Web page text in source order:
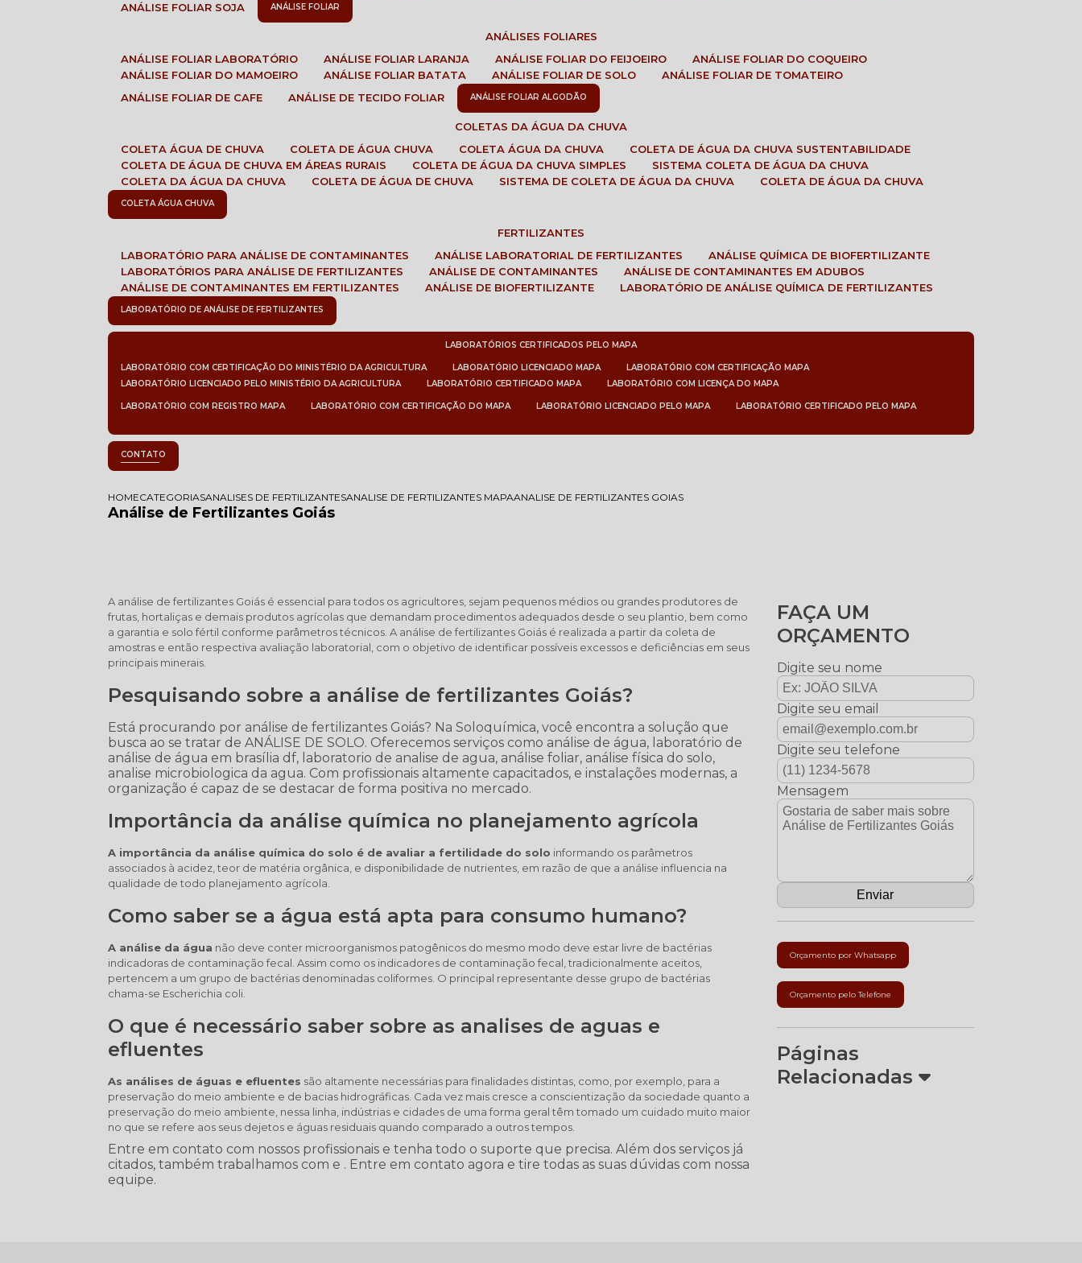
ANÁLISE FOLIAR SOJA
ANÁLISE FOLIAR
ANÁLISES FOLIARES
ANÁLISE FOLIAR LABORATÓRIO
ANÁLISE FOLIAR LARANJA ANÁLISE FOLIAR DO FEIJOEIRO
ANÁLISE FOLIAR DO COQUEIRO
ANÁLISE FOLIAR DO MAMOEIRO
ANÁLISE FOLIAR BATATA ANÁLISE FOLIAR DE SOLO
ANÁLISE FOLIAR DE TOMATEIRO
ANÁLISE FOLIAR DE CAFE
ANÁLISE DE TECIDO FOLIAR ANÁLISE FOLIAR ALGODÃO
COLETAS DA ÁGUA DA CHUVA
COLETA ÁGUA DE CHUVA
COLETA DE ÁGUA CHUVA COLETA ÁGUA DA CHUVA
COLETA DE ÁGUA DA CHUVA SUSTENTABILIDADE
COLETA DE ÁGUA DE CHUVA EM ÁREAS RURAIS
COLETA DE ÁGUA DA CHUVA SIMPLES
SISTEMA COLETA DE ÁGUA DA CHUVA
COLETA DA ÁGUA DA CHUVA
COLETA DE ÁGUA DE CHUVA SISTEMA DE COLETA DE ÁGUA DA CHUVA COLETA DE ÁGUA DA CHUVA
COLETA ÁGUA CHUVA
FERTILIZANTES
LABORATÓRIO PARA ANÁLISE DE CONTAMINANTES
ANÁLISE LABORATORIAL DE FERTILIZANTES
ANÁLISE QUÍMICA DE BIOFERTILIZANTE
LABORATÓRIOS PARA ANÁLISE DE FERTILIZANTES
ANÁLISE DE CONTAMINANTES
ANÁLISE DE CONTAMINANTES EM ADUBOS
ANÁLISE DE CONTAMINANTES EM FERTILIZANTES
ANÁLISE DE BIOFERTILIZANTE LABORATÓRIO DE ANÁLISE QUÍMICA DE FERTILIZANTES
LABORATÓRIO DE ANÁLISE DE FERTILIZANTES
LABORATÓRIOS CERTIFICADOS PELO MAPA
LABORATÓRIO COM CERTIFICAÇÃO DO MINISTÉRIO DA AGRICULTURA LABORATÓRIO LICENCIADO MAPA
LABORATÓRIO COM CERTIFICAÇÃO MAPA
LABORATÓRIO LICENCIADO PELO MINISTÉRIO DA AGRICULTURA
LABORATÓRIO CERTIFICADO MAPA LABORATÓRIO COM LICENÇA DO MAPA
LABORATÓRIO COM REGISTRO MAPA LABORATÓRIO COM CERTIFICAÇÃO DO MAPA LABORATÓRIO LICENCIADO PELO MAPA LABORATÓRIO CERTIFICADO PELO MAPA
CONTATO
HOMECATEGORIASANALISES DE FERTILIZANTESANALISE DE FERTILIZANTES MAPAANALISE DE FERTILIZANTES GOIAS
Análise de Fertilizantes Goiás
A análise de fertilizantes Goiás é essencial para todos os agricultores, sejam pequenos médios ou grandes produtores de
frutas, hortaliças e demais produtos agrícolas que demandam procedimentos adequados desde o seu plantio, bem como
a garantia e solo fértil conforme parâmetros técnicos. A análise de fertilizantes Goiás é realizada a partir da coleta de
amostras e então respectiva avaliação laboratorial, com o objetivo de identificar possíveis excessos e deficiências em seus
principais minerais.
Pesquisando sobre a análise de fertilizantes Goiás?
Está procurando por análise de fertilizantes Goiás? Na Soloquímica, você encontra a solução que
busca ao se tratar de ANÁLISE DE SOLO. Oferecemos serviços como análise de água, laboratório de
análise de água em brasília df, laboratorio de analise de agua, análise foliar, análise física do solo,
analise microbiologica da agua. Com profissionais altamente capacitados, e instalações modernas, a
organização é capaz de se destacar de forma positiva no mercado.
Importância da análise química no planejamento agrícola
A importância da análise química do solo é de avaliar a fertilidade do solo informando os parâmetros
associados à acidez, teor de matéria orgânica, e disponibilidade de nutrientes, em razão de que a análise influencia na
qualidade de todo planejamento agrícola.
Como saber se a água está apta para consumo humano?
A análise da água não deve conter microorganismos patogênicos do mesmo modo deve estar livre de bactérias
indicadoras de contaminação fecal. Assim como os indicadores de contaminação fecal, tradicionalmente aceitos,
pertencem a um grupo de bactérias denominadas coliformes. O principal representante desse grupo de bactérias
chama-se Escherichia coli.
O que é necessário saber sobre as analises de aguas e
efluentes
As análises de águas e efluentes são altamente necessárias para finalidades distintas, como, por exemplo, para a
preservação do meio ambiente e de bacias hidrográficas. Cada vez mais cresce a conscientização da sociedade quanto a
preservação do meio ambiente, nessa linha, indústrias e cidades de uma forma geral têm tomado um cuidado muito maior
no que se refere aos seus dejetos e águas residuais quando comparado a outros tempos.
Entre em contato com nossos profissionais e tenha todo o suporte que precisa. Além dos serviços já
citados, também trabalhamos com e . Entre em contato agora e tire todas as suas dúvidas com nossa
equipe.
FAÇA UM
ORÇAMENTO
Digite seu nome
Digite seu email
Digite seu telefone
Mensagem
Orçamento por Whatsapp
Orçamento pelo Telefone
Páginas
Relacionadas